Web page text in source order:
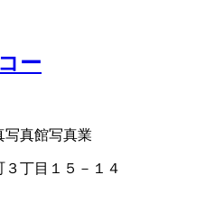
ー
写真館写真業
丁目１５－１４